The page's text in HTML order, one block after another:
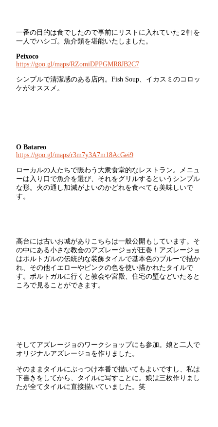
一番の目的は食でしたので事前にリストに入れていた２軒を
一人でハシゴ。魚介類を堪能いたしました。
Peixoco
https://goo.gl/maps/RZomiDPPGMR8JB2C7
シンプルで清潔感のある店内。Fish Soup、イカスミのコロッ
ケがオススメ。
O Batareo
https://goo.gl/maps/r3m7y3A7m18AcGei9
ローカルの人たちで賑わう大衆食堂的なレストラン。メニュ
ーは入り口で魚介を選び、それをグリルするというシンプル
な形。火の通し加減がよいのかどれを食べても美味しいで
す。
高台には古いお城がありこちらは一般公開もしています。そ
の中にある小さな教会のアズレージョが圧巻！アズレージョ
はポルトガルの伝統的な装飾タイルで基本色のブルーで描か
れ、その他イエローやピンクの色を使い描かれたタイルで
す。ポルトガルに行くと教会や宮殿、住宅の壁などいたると
ころで見ることができます。
そしてアズレージョのワークショップにも参加。娘と二人で
オリジナルアズレージョを作りました。
そのままタイルにぶっつけ本番で描いてもよいですし、私は
下書きをしてから、タイルに写すことに。娘は三枚作りまし
たが全てタイルに直接描いていました。笑